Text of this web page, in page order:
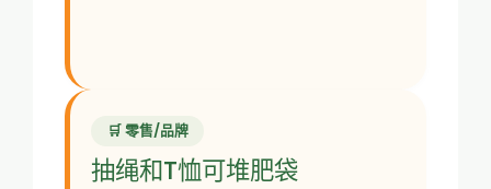
🛒 零售/品牌
抽绳和T恤可堆肥袋